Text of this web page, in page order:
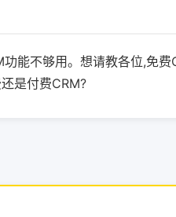
能不够用。想请教各位,免
是付费CRM?